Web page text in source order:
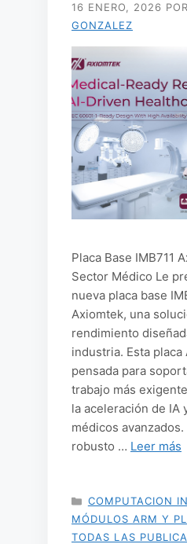
16 ENERO, 2026 POR
GONZALEZ
Placa Base IMB711
Sector Médico Le
nueva placa base
Axiomtek, una
rendimiento
industria. Esta placa
pensada para
trabajo más
la aceleración de IA
médicos
robusto … Leer más
CATEGORÍAS
COMPUTACION
MÓDULOS ARM Y
TODAS LAS